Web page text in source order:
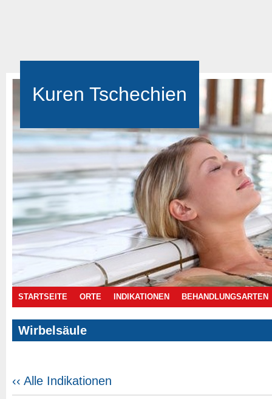
Kuren Tschechien
STARTSEITE ORTE INDIKATIONEN BEHANDLUNGSARTEN
Wirbelsäule
‹‹ Alle Indikationen